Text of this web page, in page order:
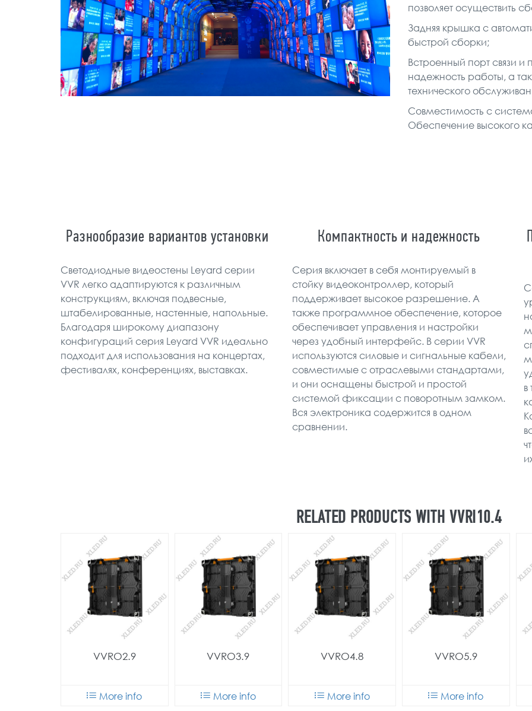
позволяет осуществить
Задняя крышка с
быстрой сборки;
Встроенный порт связи и
надежность работы, а
технического
Совместимость с
Обеспечение высокого
Разнообразие вариантов установки
Светодиодные видеостены Leyard серии
VVR легко адаптируются к различным
конструкциям, включая подвесные,
штабелированные, настенные, напольные.
Благодаря широкому диапазону
конфигураций серия Leyard VVR идеально
подходит для использования на концертах,
фестивалях, конференциях, выставках.
Компактность и надежность
Серия включает в себя монтируемый в
стойку видеоконтроллер, который
поддерживает высокое разрешение. А
также программное обеспечение, которое
обеспечивает управления и настройки
через удобный интерфейс. В серии VVR
используются силовые и сигнальные кабели,
совместимые с отраслевыми стандартами,
и они оснащены быстрой и простой
системой фиксации с поворотным замком.
Вся электроника содержится в одном
сравнении.
в
RELATED PRODUCTS WITH VVRI10.4
VVRO2.9
More info
VVRO3.9
More info
VVRO4.8
More info
VVRO5.9
More info